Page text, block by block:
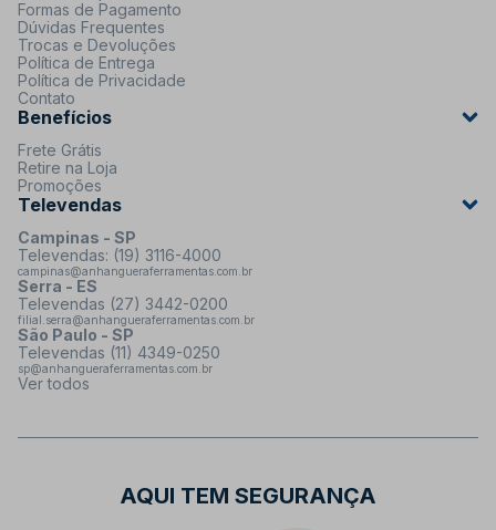
Formas de Pagamento
Dúvidas Frequentes
Trocas e Devoluções
Política de Entrega
Política de Privacidade
Contato
Benefícios
Frete Grátis
Retire na Loja
Promoções
Televendas
Campinas - SP
Televendas: (19) 3116-4000
campinas@anhangueraferramentas.com.br
Serra - ES
Televendas (27) 3442-0200
filial.serra@anhangueraferramentas.com.br
São Paulo - SP
Televendas (11) 4349-0250
sp@anhangueraferramentas.com.br
Ver todos
AQUI TEM SEGURANÇA